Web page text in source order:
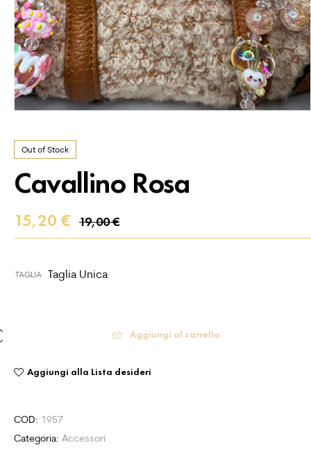
Out of Stock
Cavallino Rosa
19,00€
15,20 €
TAGLIA Taglia Unica
Aggiungi al carrello
Aggiungi alla Lista desideri
COD: 1957
Categoria: Accessori